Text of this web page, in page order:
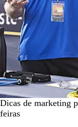
Dicas de marketing
feiras